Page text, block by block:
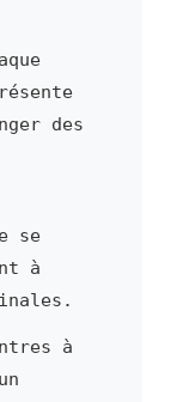
des
se
à
à